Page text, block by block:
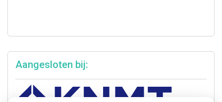
Aangesloten bij: